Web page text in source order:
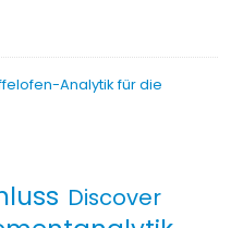
Analytik für die
Discover